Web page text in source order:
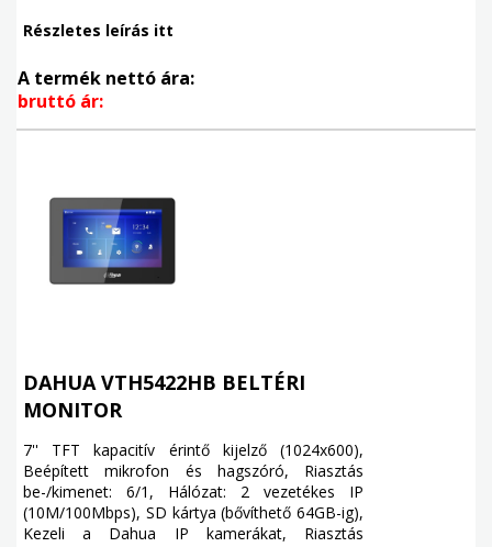
Részletes leírás itt
A termék nettó ára:
bruttó ár:
DAHUA VTH5422HB BELTÉRI
MONITOR
7'' TFT kapacitív érintő kijelző (1024x600),
Beépített mikrofon és hagszóró, Riasztás
be-/kimenet: 6/1, Hálózat: 2 vezetékes IP
(10M/100Mbps), SD kártya (bővíthető 64GB-ig),
Kezeli a Dahua IP kamerákat, Riasztás